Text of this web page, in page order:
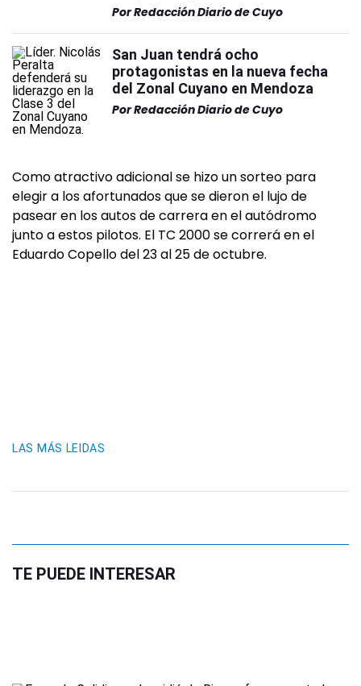
PorRedacción Diario de Cuyo
San Juan tendrá ocho
protagonistas en la nueva fecha
del Zonal Cuyano en Mendoza
PorRedacción Diario de Cuyo
Como atractivo adicional se hizo un sorteo para
elegir a los afortunados que se dieron el lujo de
pasear en los autos de carrera en el autódromo
junto a estos pilotos. El TC 2000 se correrá en el
Eduardo Copello del 23 al 25 de octubre.
LAS MÁS LEIDAS
TE PUEDE INTERESAR